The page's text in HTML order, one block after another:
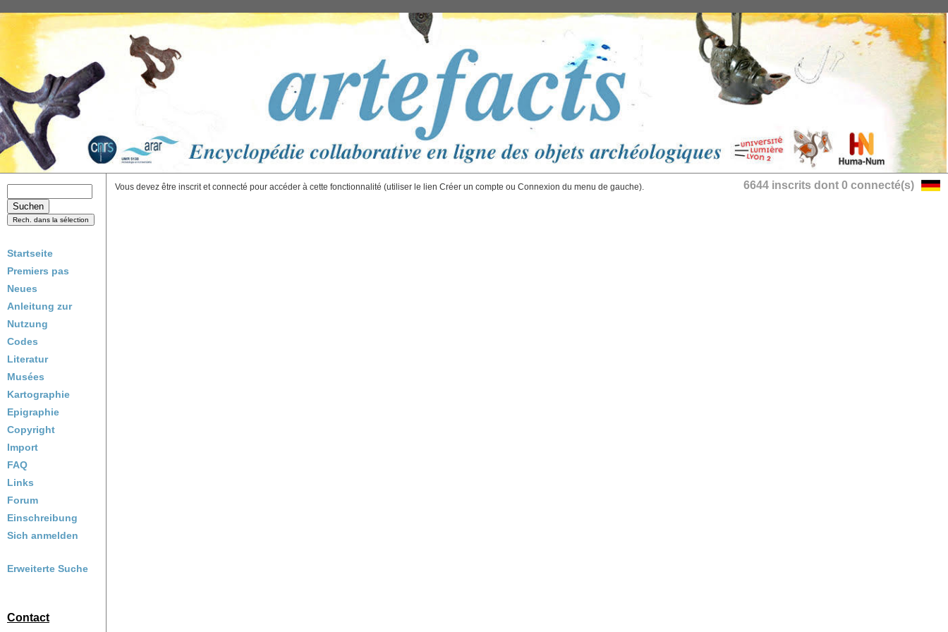
Startseite
Premiers pas
Neues
Anleitung zur
Nutzung
Codes
Literatur
Musées
Kartographie
Epigraphie
Copyright
Import
FAQ
Links
Forum
Einschreibung
Sich anmelden
Erweiterte Suche
Contact
6644 inscrits dont 0 connecté(s)
Vous devez être inscrit et connecté pour accéder à cette fonctionnalité (utiliser le lien Créer un compte ou Connexion du menu de gauche).